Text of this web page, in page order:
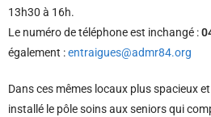
13h30 à 16h.
Le numéro de téléphone est inchangé :
également :entraigues@admr84.org
Dans ces mêmes locaux plus spacieux
installé le pôle soins aux seniors qui